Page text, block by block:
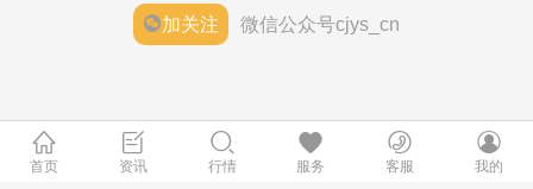
加关注 微信公众号cjys_cn
首页 资讯 行情 服务 客服 我的